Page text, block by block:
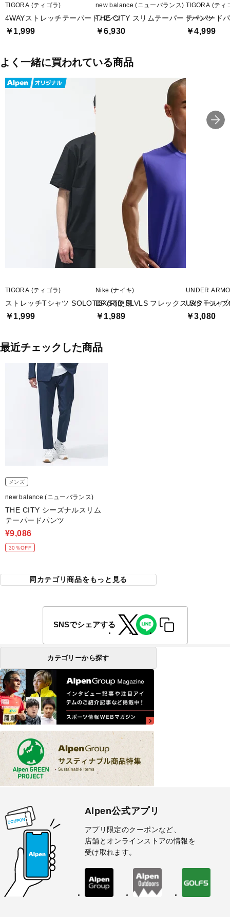
TIGORA (ティゴラ)
4WAYストレッチテーパードパンツ
￥1,999
new balance (ニューバランス)
THE CITY スリムテーパードパンツ
￥6,930
TIGORA (ティ
テーパード
￥4,999
よく一緒に買われている商品
TIGORA (ティゴラ)
ストレッチTシャツ SOLOTEX(R)使用
￥1,999
Nike (ナイキ)
DF STD SLVLS フレックス S/S Tシャ
￥1,989
UNDER
UAクール
￥3,080
最近チェックした商品
メンズ
new balance (ニューバランス)
THE CITY シーズナルスリム
テーパードパンツ
¥9,086
30％OFF
同カテゴリ商品をもっと見る
SNSでシェアする
カテゴリーから探す
Alpen公式アプリ
アプリ限定のクーポンなど、
店舗とオンラインストアの情報を
受け取れます。